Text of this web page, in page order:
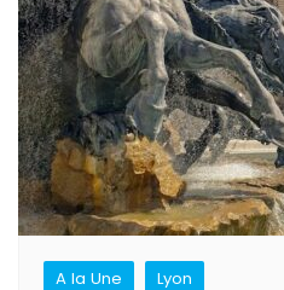
A la Une Lyon